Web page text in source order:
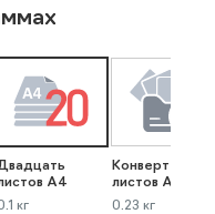
А4
кг
Конверт до 40
листов А4
0.23 кг